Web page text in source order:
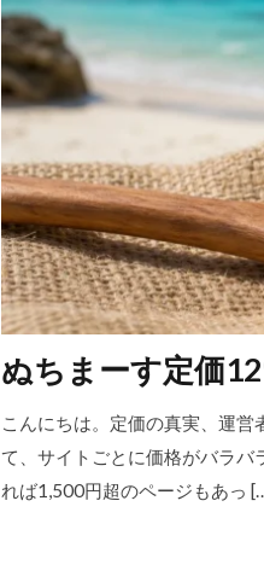
ぬちまーす定価
こんにちは。定価の真実、運
て、サイトごとに価格がバラ
れば1,500円超のページもあっ